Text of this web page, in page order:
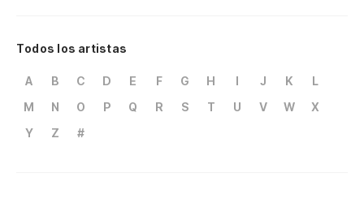
Todos los artistas
A B C D E F G H I J K
L
M
N O P Q R S T U V W
X
Y
Z #